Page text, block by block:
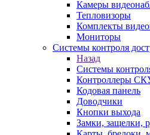
Камеры
Тепловизоры
Комплекты
Мониторы
Системы контроля
Назад
Системы
Контроллеры
Кодовая панель
Доводчики
Кнопки выхода
Замки, защелки,